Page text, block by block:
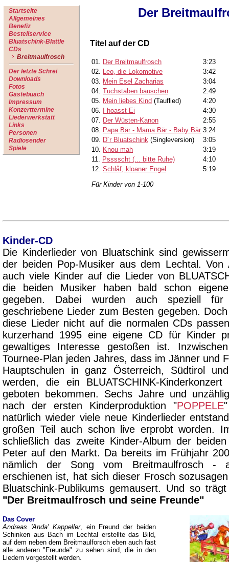
Startseite
Allgemeines
Benefiz
Bestellservice
Bluatschink-Blattle
CDs
Breitmaulfrosch
Der letzte Schrei
Downloads
Fotos
Gästebuach
Impressum
Konzerttermine
Liederwerkstatt
Links
Personen
Radiosender
Spiele
Der
Titel auf der CD
01. Der Breitmaulfrosch
3:23
02. Leo, die Lokomotive
3:42
03. Mein Esel Zacharias
3:04
04. Tuchstaben bauschen
2:49
05. Mein liebes Kind (Tauflied)
4:20
06.
I hoasst Ei
4:30
07. Der Wüsten-Kanon
2:55
08. Papa Bär - Mama Bär - Baby Bär 3:24
09. D´r Bluatschink (Singleversion)
3:05
10. Knou mah
3:19
11. Psssscht (... bitte Ruhe)
4:10
12. Schlåf, kloaner Engel
5:19
Für Kinder von 1-100
Kinder-CD
Die Kinderlieder von Bluatschink sind
der beiden Pop-Musiker aus dem Lechtal. Von
auch viele Kinder auf die Lieder von
die beiden Musiker haben bald schon eigene
gegeben. Dabei wurden auch speziell für
geschriebene Lieder zum Besten gegeben.
diese Lieder nicht auf die normalen CDs
kurzerhand 1995 eine eigene CD für Kinder
gewaltiges Interesse gestoßen ist.
Tournee-Plan jeden Jahres, dass im Jänner und
Hauptschulen in ganz Österreich, Südtirol
werden, die ein BLUATSCHINK-
geboten bekommen. Sechs Jahre und
nach der ersten Kinderproduktion "POPPELE
natürlich wieder viele neue Kinderlieder
großen Teil auch schon live erprobt worden.
schließlich das zweite Kinder-Album der
Peter auf den Markt. Da bereits im Frühjahr
nämlich der Song vom Breitmaulfrosch
erschienen ist, hat sich dieser Frosch
Bluatschink-Publikums gemausert. Und so
"Der Breitmaulfrosch und seine Freunde"
Das Cover
Andreas 'Anda' Kappeller, ein Freund der beiden
Schinken aus Bach im Lechtal erstellte das Bild,
auf dem neben dem Breitmaulforsch eben auch fast
alle anderen "Freunde" zu sehen sind, die in den
Liedern vorgestellt werden.